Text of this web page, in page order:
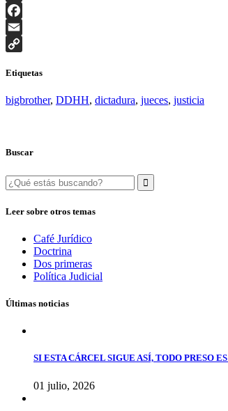
Twitter
Facebook
Email
Link
Etiquetas
bigbrother, DDHH, dictadura, jueces, justicia
Buscar
Search
for:
Leer sobre otros temas
Café Jurídico
Doctrina
Dos primeras
Política Judicial
Últimas noticias
SI ESTA CÁRCEL SIGUE ASÍ, TODO PRESO
01 julio, 2026